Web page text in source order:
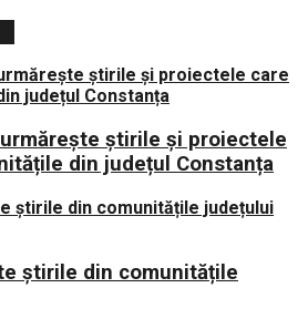
știrile și proiectele
din județul Constanța
știrile din comunitățile